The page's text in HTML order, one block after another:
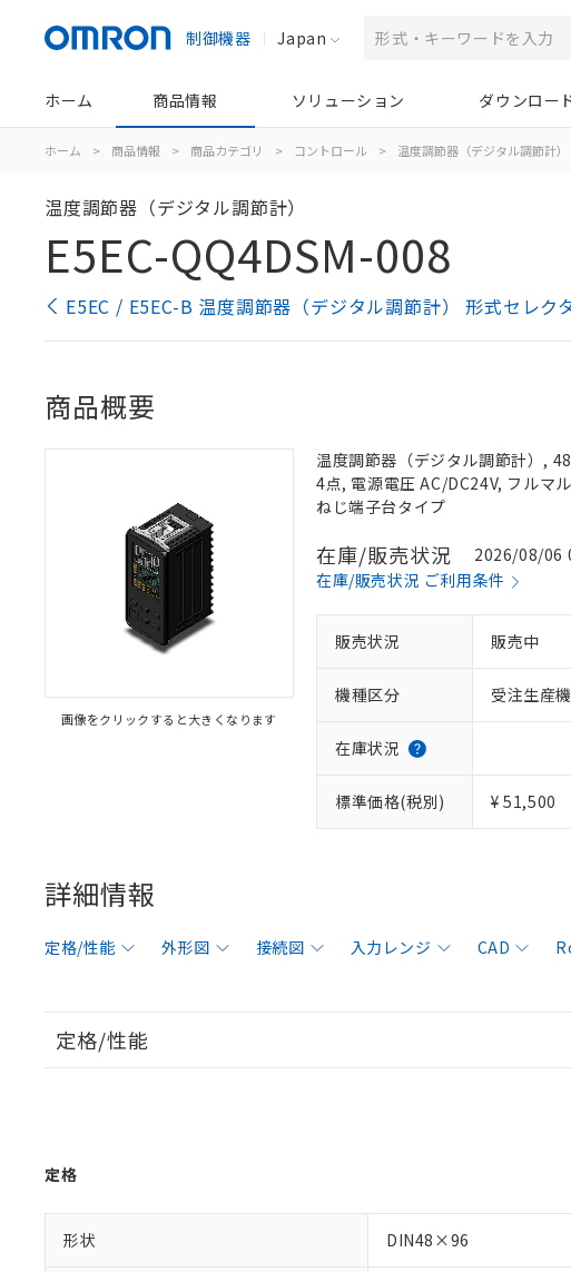
制御機器 Japan
ホーム 商品情報 ソリューション ダウンロー
ホーム > 商品情報 > 商品カテゴリ > コントロール > 温度調節器（デジタル調節計）
温度調節器（デジタル調節計）
E5EC-QQ4DSM-008
E5EC / E5EC-B 温度調節器（デジタル調節計） 形式セレク
商品概要
画像をクリックすると大きくなります
温度調節器（デジタル調節計）,
4点, 電源電圧 AC/DC24V, フルマ
ねじ端子台タイプ
在庫/販売状況
2026/08/06
在庫/販売状況 ご利用条件
販売状況 販売中
機種区分 受注生産
在庫状況
標準価格(税別) ¥ 51,500
詳細情報
定格/性能 外形図 接続図 入力レンジ CAD
定格/性能
定格
形状 DIN48×96